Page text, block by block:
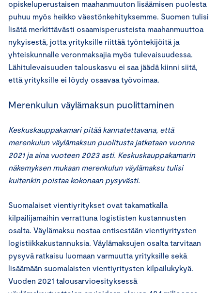
opiskeluperustaisen maahanmuuton lisäämisen puolesta
puhuu myös heikko väestönkehityksemme. Suomen tulisi
lisätä merkittävästi osaamisperusteista maahanmuuttoa
nykyisestä, jotta yrityksille riittää työntekijöitä ja
yhteiskunnalle veronmaksajia myös tulevaisuudessa.
Lähitulevaisuuden talouskasvu ei saa jäädä kiinni siitä,
että yrityksille ei löydy osaavaa työvoimaa.
Merenkulun väylämaksun puolittaminen
Keskuskauppakamari pitää kannatettavana, että
merenkulun väylämaksun puolitusta jatketaan vuonna
2021 ja aina vuoteen 2023 asti. Keskuskauppakamarin
näkemyksen mukaan merenkulun väylämaksu tulisi
kuitenkin poistaa kokonaan pysyvästi.
Suomalaiset vientiyritykset ovat takamatkalla
kilpailijamaihin verrattuna logististen kustannusten
osalta. Väylämaksu nostaa entisestään vientiyritysten
logistiikkakustannuksia. Väylämaksujen osalta tarvitaan
pysyvä ratkaisu luomaan varmuutta yrityksille sekä
lisäämään suomalaisten vientiyritysten kilpailukykyä.
Vuoden 2021 talousarvioesityksessä